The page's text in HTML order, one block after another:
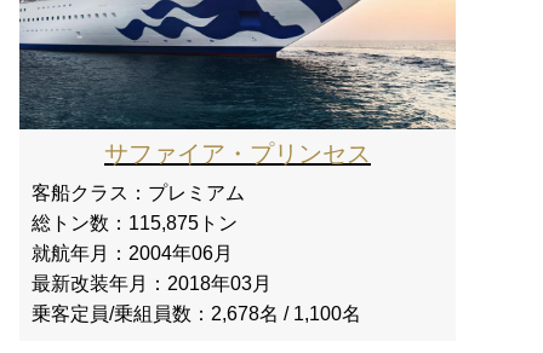
サファイア・プリンセス
客船クラス： プレミアム
総トン数： 115,875トン
就航年月： 2004年06月
最新改装年月： 2018年03月
乗客定員/乗組員数： 2,678名 / 1,100名